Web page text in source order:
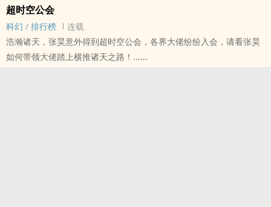
超时空公会
科幻 / 排行榜
连载
浩瀚诸天，张昊意外得到超时空公会，各界大佬纷纷入会，请看张昊
如何带领大佬踏上横推诸天之路！......